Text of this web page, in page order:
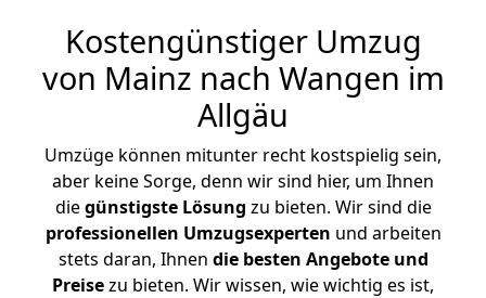
Kostengünstiger Umzug
von Mainz nach Wangen im
Allgäu
Umzüge können mitunter recht kostspielig sein,
aber keine Sorge, denn wir sind hier, um Ihnen
diegünstigste Lösung zu bieten. Wir sind die
professionellen Umzugsexperten und arbeiten
stets daran, Ihnen die besten Angebote und
Preisezu bieten. Wir wissen, wie wichtig es ist,